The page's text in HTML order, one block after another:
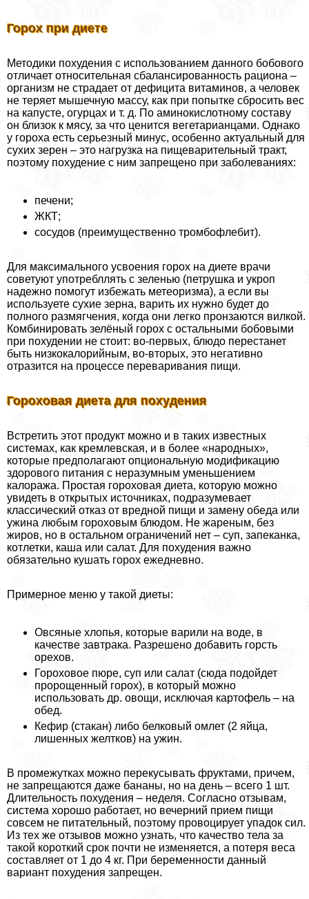
Горох при диете
Методики похудения с использованием данного бобового
отличает относительная сбалансированность рациона –
организм не страдает от дефицита витаминов, а человек
не теряет мышечную массу, как при попытке сбросить вес
на капусте, огурцах и т. д. По аминокислотному составу
он близок к мясу, за что ценится вегетарианцами. Однако
у гороха есть серьезный минус, особенно актуальный для
сухих зерен – это нагрузка на пищеварительный тpaкт,
поэтому похудение с ним запрещено при заболеваниях:
печени;
ЖКТ;
сосудов (преимущественно тромбофлебит).
Для максимального усвоения горох на диете врачи
советуют употрeбллять с зеленью (петрушка и укроп
надежно помогут избежать метеоризма), а если вы
используете сухие зерна, варить их нужно будет до
полного размягчения, когда они легко пронзаются вилкой.
Комбинировать зелёный горох с остальными бобовыми
при похудении не стоит: во-первых, блюдо перестанет
быть низкокалорийным, во-вторых, это негативно
отразится на процессе переваривания пищи.
Гороховая диета для похудения
Встретить этот продукт можно и в таких известных
системах, как кремлевская, и в более «народных»,
которые предполагают опциональную модификацию
здорового питания с неразумным уменьшением
калоража. Простая гороховая диета, которую можно
увидеть в открытых источниках, подразумевает
классический отказ от вредной пищи и замену обеда или
ужина любым гороховым блюдом. Не жареным, без
жиров, но в остальном ограничений нет – суп, запеканка,
котлетки, каша или салат. Для похудения важно
обязательно кушать горох ежедневно.
Примерное меню у такой диеты:
Овсяные хлопья, которые варили на воде, в
качестве завтpaка. Разрешено добавить горсть
орехов.
Гороховое пюре, суп или салат (сюда подойдет
пророщенный горох), в который можно
использовать др. овощи, исключая картофель – на
обед.
Кефир (стакан) либо белковый омлет (2 яйца,
лишенных желтков) на ужин.
В промежутках можно перекусывать фруктами, причем,
не запрещаются даже бананы, но на день – всего 1 шт.
Длительность похудения – неделя. Согласно отзывам,
система хорошо работает, но вечерний прием пищи
совсем не питательный, поэтому провоцирует упадок сил.
Из тех же отзывов можно узнать, что качество тела за
такой короткий срок почти не изменяется, а потеря веса
составляет от 1 до 4 кг. При беременности данный
вариант похудения запрещен.